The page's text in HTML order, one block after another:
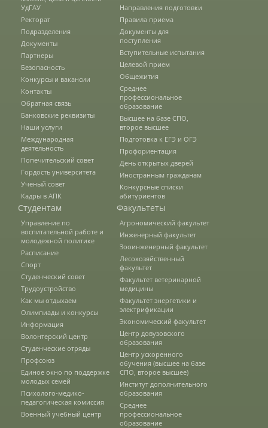
О федеральном проекте "Кадры в АПК"
Документы
Протоколы
Разное
Абитуриенту
Информация в формате Рособрнадзора
Направления подготовки
Правила приема
Документы для поступления
Вступительные испытания
Целевой прием
УдГАУ
Ректорат
Подразделения
Документы
Партнеры
Безопасность
Конкурсы и вакансии
Контакты
Обратная связь
Банковские реквизиты
Наши услуги
Международная
деятельность
Попечительский совет
Гордость университета
Ученый совет
Кадры в АПК
Направления подготовки
Правила приема
Документы для
поступления
Вступительные испытания
Целевой прием
Общежития
Среднее
профессиональное
образование
Высшее на базе СПО,
второе высшее
Подготовка к ЕГЭ и ОГЭ
Профориентация
День открытых дверей
Иностранным гражданам
Конкурсные списки
абитуриентов
Студентам
Управление по
воспитательной работе и
молодежной политике
Расписание
Спорт
Студенческий совет
Трудоустройство
Как мы отдыхаем
Олимпиады и конкурсы
Информация
Волонтерский центр
Студенческие отряды
Профсоюз
Единое окно по поддержке
молодых семей
Психолого-медико-
педагогическая комиссия
Военный учебный центр
Факультеты
Агрономический факультет
Инженерный факультет
Зооинженерный факультет
Лесохозяйственный
факультет
Факультет ветеринарной
медицины
Факультет энергетики и
электрификации
Экономический факультет
Центр довузовского
образования
Центр ускоренного
обучения (высшее на базе
СПО, второе высшее)
Институт дополнительного
образования
Среднее
профессиональное
образование